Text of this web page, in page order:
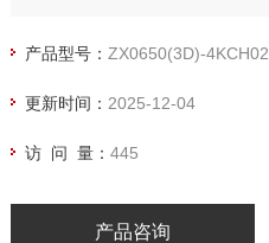
产品型号： ZX0650(3D)-4KCH02
更新时间： 2025-12-04
访 问 量： 445
产品咨询